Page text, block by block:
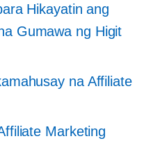
Hikayatin ang
Gumawa ng Higit
na Affiliate
Marketing